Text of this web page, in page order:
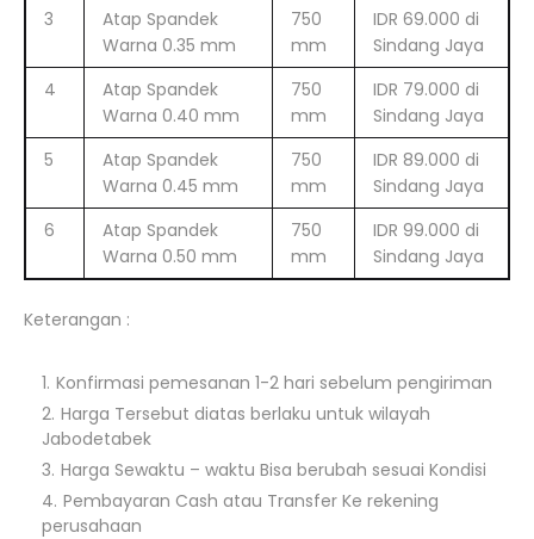
3
Atap Spandek
Warna 0.35 mm
750
mm
IDR 69.000 di
Sindang Jaya
4
Atap Spandek
Warna 0.40 mm
750
mm
IDR 79.000 di
Sindang Jaya
5
Atap Spandek
Warna 0.45 mm
750
mm
IDR 89.000 di
Sindang Jaya
6
Atap Spandek
Warna 0.50 mm
750
mm
IDR 99.000 di
Sindang Jaya
Keterangan :
Konfirmasi pemesanan 1-2 hari sebelum pengiriman
Harga Tersebut diatas berlaku untuk wilayah
Jabodetabek
Harga Sewaktu – waktu Bisa berubah sesuai Kondisi
Pembayaran Cash atau Transfer Ke rekening
perusahaan